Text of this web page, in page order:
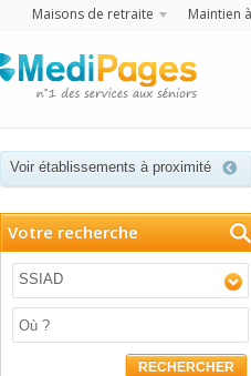
Maisons de retraite Maintien
Voir établissements à proximité
Votre recherche
SSIAD
RECHERCHER